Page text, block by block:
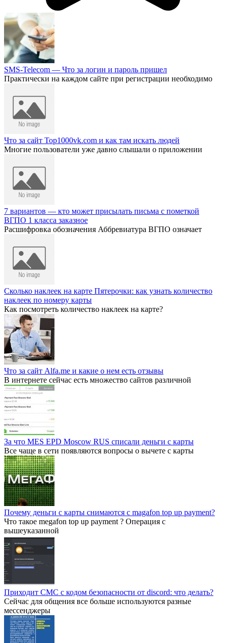
SMS-Telecom — Что за логин и пароль пришел
Практически на каждом сайте при регистрации необходимо
Что за сайт Top1000vk.com и как там искать людей
Многие пользователи уже давно слышали о приложении
7 вариантов — кто может присылать письма с пометкой
ВГПО 1 класса заказное
Расшифровка обозначения Аббревиатура ВГПО означает
Сколько наклеек на карте Пятерочки: как узнать количество
наклеек по номеру карты
Как посмотреть количество наклеек на карте?
Что за сайт Alfa.me и какие о нем есть отзывы
В интернете сейчас есть множество сайтов различной
За что MES EPD Moscow RUS списали деньги с карты
Все чаще в сети появляются вопросы о вычете с карты
Почему деньги с карты снимаются с magafon top up payment?
Что такое megafon top up payment ? Операция с
вышеуказанной
Приходит СМС с кодом безопасности от discord: что делать?
Сейчас для общения все больше используются разные
мессенджеры